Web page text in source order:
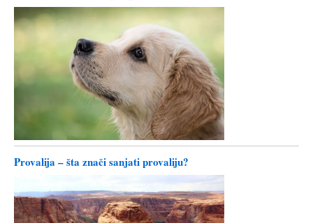
Provalija – šta znači sanjati provaliju?